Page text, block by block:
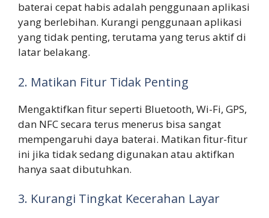
baterai cepat habis adalah penggunaan aplikasi
yang berlebihan. Kurangi penggunaan aplikasi
yang tidak penting, terutama yang terus aktif di
latar belakang.
2. Matikan Fitur Tidak Penting
Mengaktifkan fitur seperti Bluetooth, Wi-Fi, GPS,
dan NFC secara terus menerus bisa sangat
mempengaruhi daya baterai. Matikan fitur-fitur
ini jika tidak sedang digunakan atau aktifkan
hanya saat dibutuhkan.
3. Kurangi Tingkat Kecerahan Layar